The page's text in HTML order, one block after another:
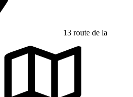
13 route de la